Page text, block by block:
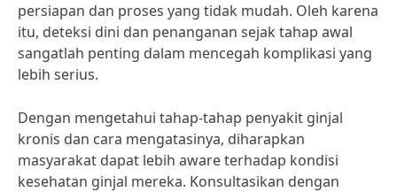
persiapan dan proses yang tidak mudah. Oleh karena
itu, deteksi dini dan penanganan sejak tahap awal
sangatlah penting dalam mencegah komplikasi yang
lebih serius.
Dengan mengetahui tahap-tahap penyakit ginjal
kronis dan cara mengatasinya, diharapkan
masyarakat dapat lebih aware terhadap kondisi
kesehatan ginjal mereka. Konsultasikan dengan